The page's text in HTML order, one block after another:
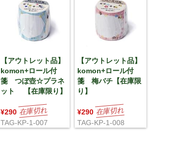
【アウトレット品】
komon+ロール付
箋 つぼ壺☆プラネ
ット 【在庫限り】
¥290
TAG-KP-1-007
【アウトレット品】
komon+ロール付
箋 梅バチ【在庫限
り】
¥290
TAG-KP-1-008